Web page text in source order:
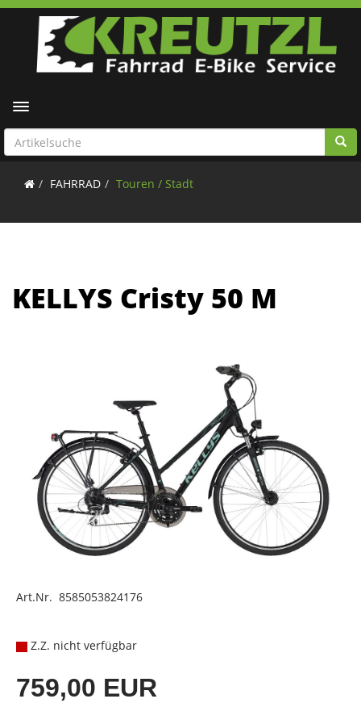
Toggle navigation
FAHRRAD Touren / Stadt
KELLYS Cristy 50 M
Art.Nr. 8585053824176
Z.Z. nicht verfügbar
759,00 EUR